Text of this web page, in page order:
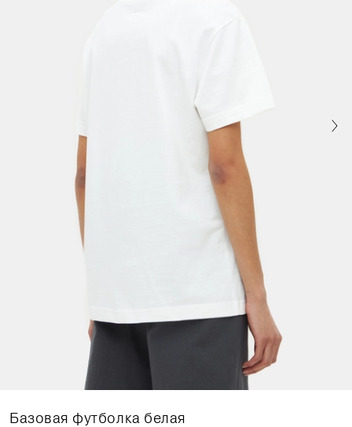
Базовая футболка белая